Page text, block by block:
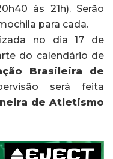
às 21h). Serão
para cada.
no dia 17 de
do calendário de
Brasileira de
será feita
de Atletismo